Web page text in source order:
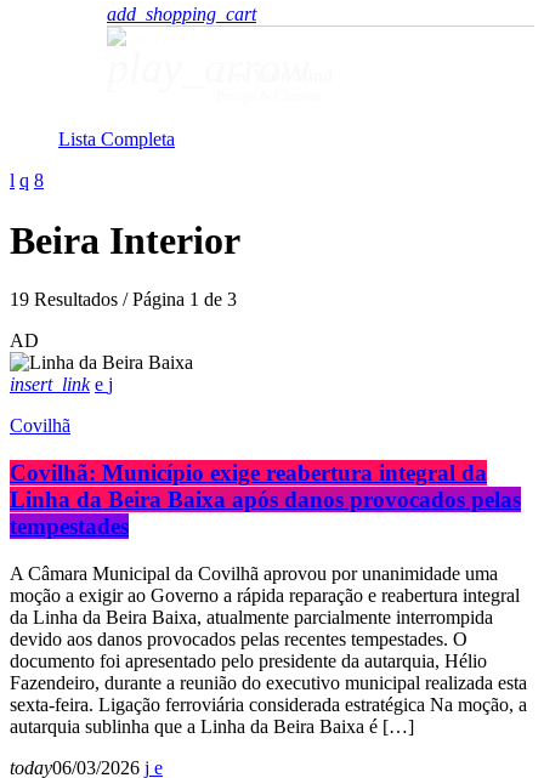
add_shopping_cart
Lista Completa
Beira Interior
19 Resultados / Página 1 de 3
AD
insert_link
Covilhã
Covilhã: Município exige reabertura integral da
Linha da Beira Baixa após danos provocados pelas
tempestades
A Câmara Municipal da Covilhã aprovou por unanimidade uma
moção a exigir ao Governo a rápida reparação e reabertura integral
da Linha da Beira Baixa, atualmente parcialmente interrompida
devido aos danos provocados pelas recentes tempestades. O
documento foi apresentado pelo presidente da autarquia, Hélio
Fazendeiro, durante a reunião do executivo municipal realizada esta
sexta-feira. Ligação ferroviária considerada estratégica Na moção, a
autarquia sublinha que a Linha da Beira Baixa é […]
today06/03/2026